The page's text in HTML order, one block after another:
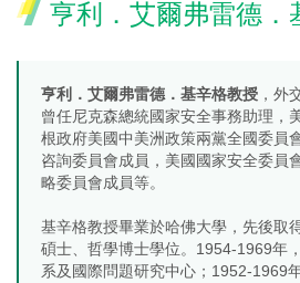
亨利．艾爾弗雷德．
亨利．艾爾弗雷德．基辛格教授 ，外
曾任尼克森總統國家安全事務助理，
根政府美國中美洲政策兩黨全國委員
咨詢委員會成員，美國國家安全委員
略委員會成員等。
基辛格教授畢業於哈佛大學，先後取
碩士、哲學博士學位。1954-1969年
系及國際問題研究中心；1952-1969